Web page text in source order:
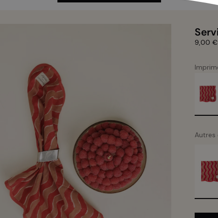
Prix de
9,00 €
Autres